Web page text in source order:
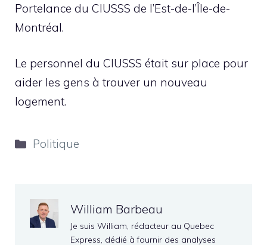
Portelance du CIUSSS de l’Est-de-l’Île-de-
Montréal.
Le personnel du CIUSSS était sur place pour
aider les gens à trouver un nouveau
logement.
Catégories
Politique
William Barbeau
Je suis William, rédacteur au Quebec
Express, dédié à fournir des analyses